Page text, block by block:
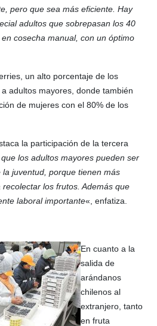
pero que sea más eficiente. Hay
adultos que sobrepasan los 40
cosecha manual, con un óptimo
un alto porcentaje de los
adultos mayores, donde también
de mujeres con el 80% de los
la participación de la tercera
los adultos mayores pueden ser
juventud, porque tienen más
los frutos. Además que
laboral importante«, enfatiza.
En cuanto a la
salida de
arándanos
chilenos al
extranjero, tanto
en fruta